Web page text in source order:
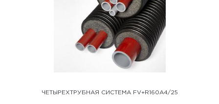
ЧЕТЫРЕХТРУБНАЯ СИСТЕМА FV+R160A4/25